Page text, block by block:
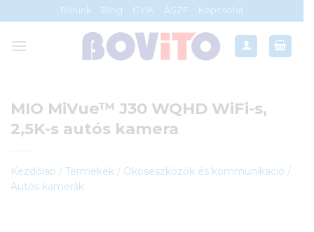
to
content
Rólunk Blog GYIK ÁSZF Kapcsolat
MIO MiVue™ J30 WQHD WiFi-s,
2,5K-s autós kamera
Kezdőlap / Termékek / Okoseszközök és kommunikáció /
Autós kamerák